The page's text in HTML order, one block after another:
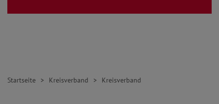
Startseite Kreisverband Kreisverband